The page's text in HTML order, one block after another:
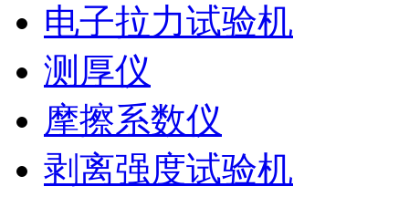
电子拉力试验机
测厚仪
摩擦系数仪
剥离强度试验机